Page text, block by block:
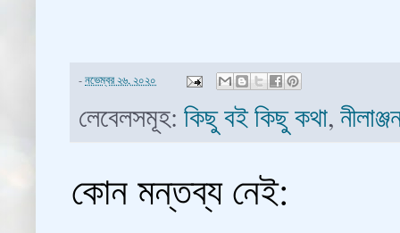
-নভেম্বর ২৬, ২০২০
লেবেলসমূহ: কিছু বই কিছু কথা,
কোন মন্তব্য নেই: